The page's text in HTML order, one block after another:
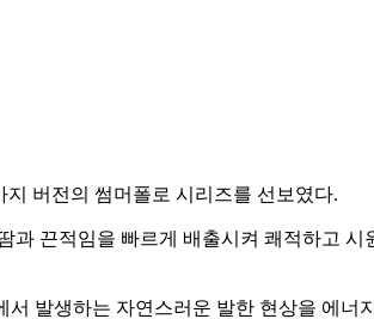
버전의 썸머폴로 시리즈를 선보였다.
끈적임을 빠르게 배출시켜 쾌적하고 시
발생하는 자연스러운 발한 현상을 에너